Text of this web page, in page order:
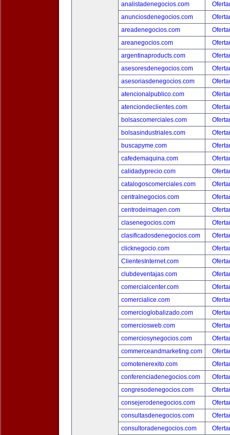
analistadenegocios.com
anunciosdenegocios.com
areadenegocios.com
areanegocios.com
argentinaproducts.com
asesoresdenegocios.com
asesoriasdenegocios.com
atencionalpublico.com
atenciondeclientes.com
bolsascomerciales.com
bolsasindustriales.com
buscapyme.com
cafedemaquina.com
calidadyprecio.com
catalogoscomerciales.com
centralnegocios.com
centrodeimagen.com
clasenegocios.com
clasificadosdenegocios.com
clicknegocio.com
ClientesInternet.com
clubdeventajas.com
comercialcenter.com
comercialice.com
comercioglobalizado.com
comerciosweb.com
comerciosynegocios.com
commerceandmarketing.com
comotenerexito.com
conferenciadenegocios.com
congresodenegocios.com
consejerodenegocios.com
consultasdenegocios.com
consultoradenegocios.com